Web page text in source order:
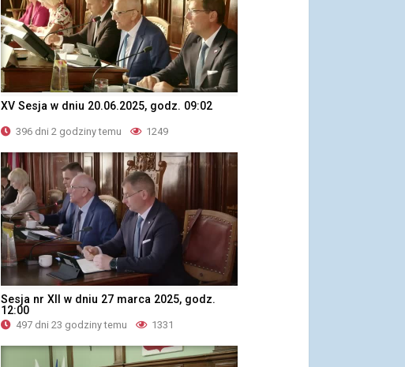
XV Sesja w dniu 20.06.2025, godz. 09:02
396 dni 2 godziny temu 1249
Sesja nr XII w dniu 27 marca 2025, godz.
12:00
497 dni 23 godziny temu 1331